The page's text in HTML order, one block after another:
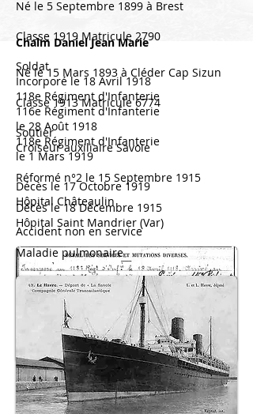
Né le 5 Septembre 1899 à Brest
Classe 1919 Matricule 2790
Soldat
Incorporé le 18 Avril 1918
118e Régiment d'Infanterie
116e Régiment d'Infanterie
le 28 Août 1918
118e Régiment d'Infanterie
le 1 Mars 1919
Décès le 17 Octobre 1919
Hôpital Châteaulin
Accident non en service
Chalm Daniel Jean Marie
Né le 15 Mars 1893 à Cléder Cap Sizun
Classe 1913 Matricule 6774
Soutier
Croiseur auxiliaire Savoie
Réformé n°2 le 15 Septembre 1915
Décès le 18 Décembre 1915
Hôpital Saint Mandrier (Var)
Maladie pulmonaire